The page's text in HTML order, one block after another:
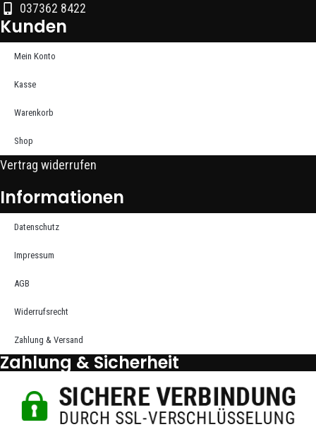
037362 8422
Kunden
Mein Konto
Kasse
Warenkorb
Shop
Vertrag widerrufen
Informationen
Datenschutz
Impressum
AGB
Widerrufsrecht
Zahlung & Versand
Zahlung & Sicherheit